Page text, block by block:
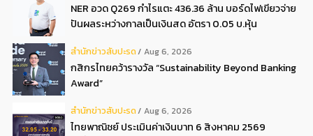
NER อวด Q269 กำไรแตะ 436.36 ล้าน บอร์ดไฟเขียวจ่าย
ปันผลระหว่างกาลเป็นเงินสด อัตรา 0.05 บ.หุ้น
สํานักข่าวสับปะรด Aug 6, 2026
กสิกรไทยคว้ารางวัล “Sustainability Beyond Banking
Award”
สํานักข่าวสับปะรด Aug 6, 2026
ไทยพาณิชย์ ประเมินค่าเงินบาท 6 สิงหาคม 2569